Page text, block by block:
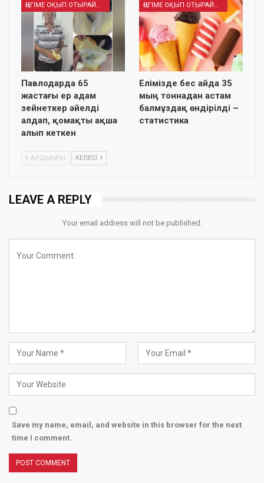
ӘҢГІМЕ ОҚЫП ОТЫРАЙЫҚ
Павлодарда 65
жастағы ер адам
зейнеткер әйелді
алдап, қомақты ақша
алып кеткен
ӘҢГІМЕ ОҚЫП ОТЫРАЙЫҚ
Елімізде бес айда 35
мың тоннадан астам
балмұздақ өндірілді –
статистика
АЛДЫҢҒЫ КЕЛЕСІ
LEAVE A REPLY
Your email address will not be published.
Save my name, email, and website in this browser for the next
time I comment.